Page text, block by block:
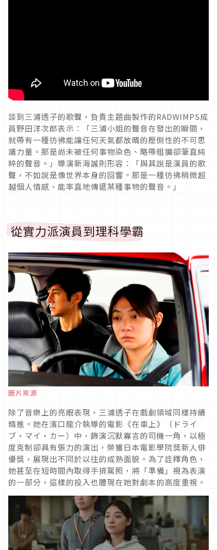
談到三浦透子的歌聲，負責主題曲製作的RADWIMPS成
員野田洋次郎表示：「三浦小姐的聲音在發出的瞬間，
就帶有一種彷彿能讓任何天氣都放晴的壓倒性的不可思
議力量。那是尚未被任何事物染色、略帶粗獷卻筆直純
粹的聲音。」導演新海誠則形容：「與其說是演員的歌
聲，不如說是像世界本身的回響。那是一種彷彿稍微超
越個人情感、能率直地傳遞某種事物的聲音。」
從實力派演員到理科學霸
圖片來源
除了音樂上的亮眼表現，三浦透子在戲劇領域同樣持續
精進。她在濱口龍介執導的電影《在車上》（ドライ
ブ・マイ・カー）中，飾演沉默寡言的司機一角，以極
度克制卻具有張力的演出，榮獲日本電影學院獎新人俳
優獎，展現出不同於以往的成熟面貌。為了詮釋角色，
她甚至在短時間內取得手排駕照，將「準備」視為表演
的一部分，這樣的投入也體現在她對劇本的高度重視。